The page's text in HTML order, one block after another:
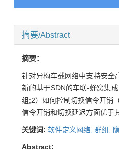
摘要/Abstract
摘要：
针对异构车载网络中支持安全
新的基于SDN的车联-蜂窝集
组;2）如何控制切换信令开销
信令开销和切换延迟方面优于
关键词: 软件定义网络, 群组,
Abstract: